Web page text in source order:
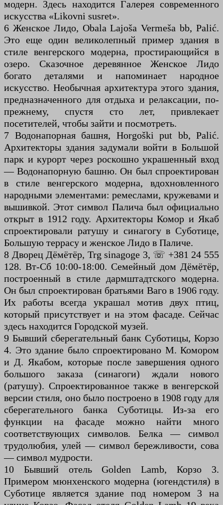
модерн. Здесь находится Галерея современного
искусства «Likovni susret».
6 Женское Лидо, Obala Lajoša Vermeša bb, Palić.
Это еще один великолепный пример здания в
стиле венгерского модерна, простирающийся в
озеро. Сказочное деревянное Женское Лидо
богато деталями и напоминает народное
искусство. Необычная архитектура этого здания,
предназначенного для отдыха и релаксации, по-
прежнему, спустя сто лет, привлекает
посетителей, чтобы зайти и посмотреть.
7 Водонапорная башня, Horgoški put bb, Palić.
Архитекторы здания задумали войти в Большой
парк и курорт через роскошно украшенный вход
— Водонапорную башню. Он был спроектирован
в стиле венгерского модерна, вдохновленного
народными элементами: ремеслами, кружевами и
вышивкой. Этот символ Палича был официально
открыт в 1912 году. Архитекторы Комор и Якаб
спроектировали ратушу и синагогу в Суботице,
Большую террасу и женское Лидо в Паличе.
8 Дворец Дёмётёр, Trg sinagoge 3, ☏ +381 24 555
128. Вт-Сб 10:00-18:00. Семейный дом Дёмётёр,
построенный в стиле дармштадтского модерна.
Он был спроектирован братьями Ваго в 1906 году.
Их работы всегда украшал мотив двух птиц,
который присутствует и на этом фасаде. Сейчас
здесь находится Городской музей.
9 Бывший сберегательный банк Суботицы, Корзо
4. Это здание было спроектировано М. Комором
и Д. Якабом, которые после завершения одного
большого заказа (синагоги) ждали нового
(ратушу). Спроектированное также в венгерской
версии стиля, оно было построено в 1908 году для
сберегательного банка Суботицы. Из-за его
функции на фасаде можно найти много
соответствующих символов. Белка — символ
трудолюбия, улей — символ бережливости, сова
— символ мудрости.
10 Бывший отель Golden Lamb, Корзо 3.
Примером мюнхенского модерна (югендстиля) в
Суботице является здание под номером 3 на